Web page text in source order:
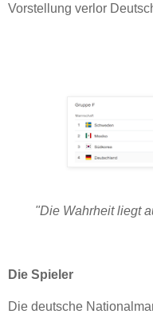
Vorstellung verlor
"Die Wahrheit liegt
Die Spieler
Die deutsche